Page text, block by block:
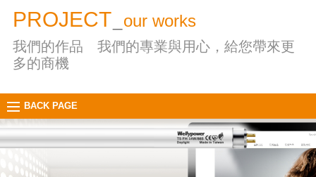
PROJECT our works
我們的作品 我們的專業與用心，給您帶來更
多的商機
BACK PAGE